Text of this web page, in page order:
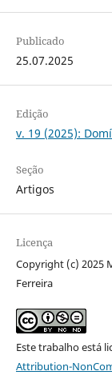
Publicado
25.07.2025
Edição
v. 19 (2025):
Seção
Artigos
Licença
Copyright (c) 2025
Ferreira
Este trabalho está
Attribution-